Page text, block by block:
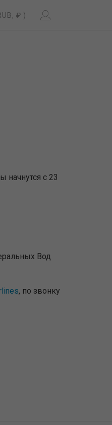
( RUB, ₽ )
с 23
Вод
, по звонку